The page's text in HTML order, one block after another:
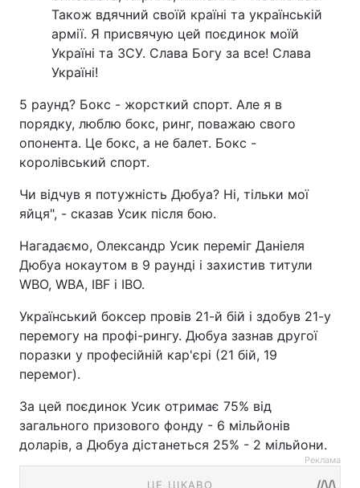
Також вдячний своїй країні та українській
армії. Я присвячую цей поєдинок моїй
Україні та ЗСУ. Слава Богу за все! Слава
Україні!
5 раунд? Бокс - жорсткий спорт. Але я в
порядку, люблю бокс, ринг, поважаю свого
опонента. Це бокс, а не балет. Бокс -
королівський спорт.
Чи відчув я потужність Дюбуа? Ні, тільки мої
яйця", - сказав Усик після бою.
Нагадаємо, Олександр Усик переміг Даніеля
Дюбуа нокаутом в 9 раунді і захистив титули
WBO, WBА, IBF і IBO.
Український боксер провів 21-й бій і здобув 21-у
перемогу на профі-рингу. Дюбуа зазнав другої
поразки у професійній кар'єрі (21 бій, 19
перемог).
За цей поєдинок Усик отримає 75% від
загального призового фонду - 6 мільйонів
доларів, а Дюбуа дістанеться 25% - 2 мільйони.
Реклама